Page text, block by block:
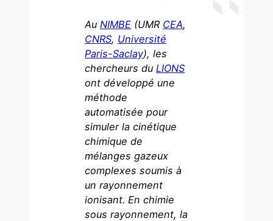
Au NIMBE (UMR CEA,
CNRS, Université
Paris-Saclay), les
chercheurs du LIONS
ont développé une
méthode
automatisée pour
simuler la cinétique
chimique de
mélanges gazeux
complexes soumis à
un rayonnement
ionisant. En chimie
sous rayonnement, la